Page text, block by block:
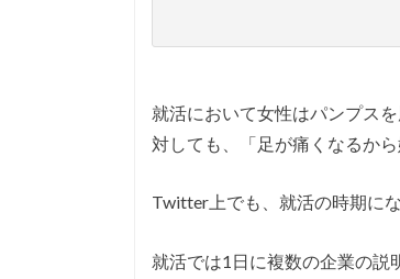
就活において女性はパンプス
対しても、「足が痛くなるか
Twitter上でも、就活の時期に
就活では1日に複数の企業の説